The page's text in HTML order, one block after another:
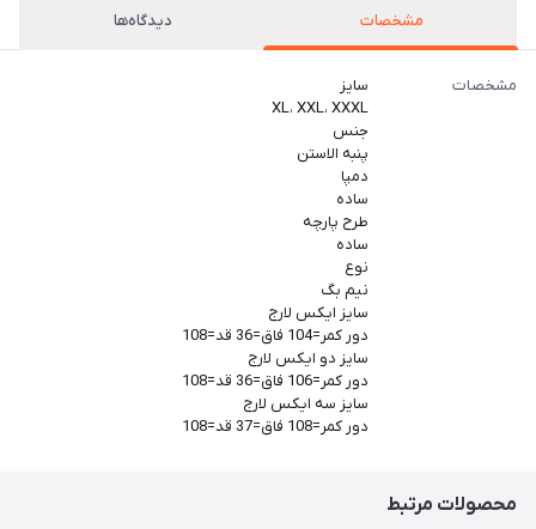
مشخصات دیدگاه‌ها
مشخصات
سایز
XL، XXL، XXXL
جنس
پنبه الاستن
دمپا
ساده
طرح پارچه
ساده
نوع
نیم بگ
سایز ایکس لارج
دور کمر=104 فاق=36 قد=108
سایز دو ایکس لارج
دور کمر=106 فاق=36 قد=108
سایز سه ایکس لارج
دور کمر=108 فاق=37 قد=108
محصولات مرتبط